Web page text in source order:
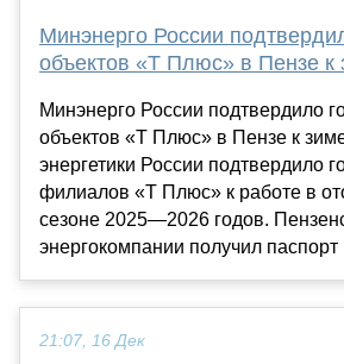
Минэнерго России
объектов «Т Плюс» в Пензе к
Минэнерго России подтвердило
объектов «Т Плюс» в Пензе к
энергетики России подтвердило
филиалов «Т Плюс» к работе в
сезоне 2025—2026 годов.
энергокомпании получил паспорт
21:07, 16 Дек